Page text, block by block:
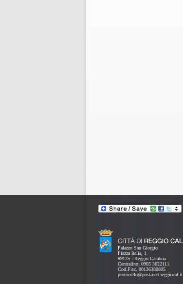
Palazzo San Giorgio
Piazza Italia, 1
89125 - Reggio Calabria
Centralino: 0965 3622111
Cod.Fisc. 00136380805
protocollo@postacert.reggiocal.it